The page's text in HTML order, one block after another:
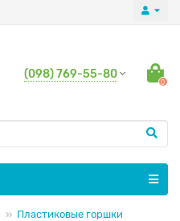
(098) 769-55-80
0
Пластиковые горшки